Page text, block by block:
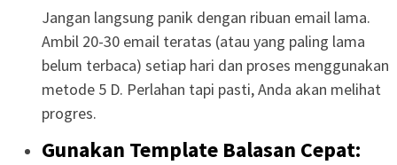
Jangan langsung panik dengan ribuan email lama.
Ambil 20-30 email teratas (atau yang paling lama
belum terbaca) setiap hari dan proses menggunakan
metode 5 D. Perlahan tapi pasti, Anda akan melihat
progres.
Gunakan Template Balasan Cepat: